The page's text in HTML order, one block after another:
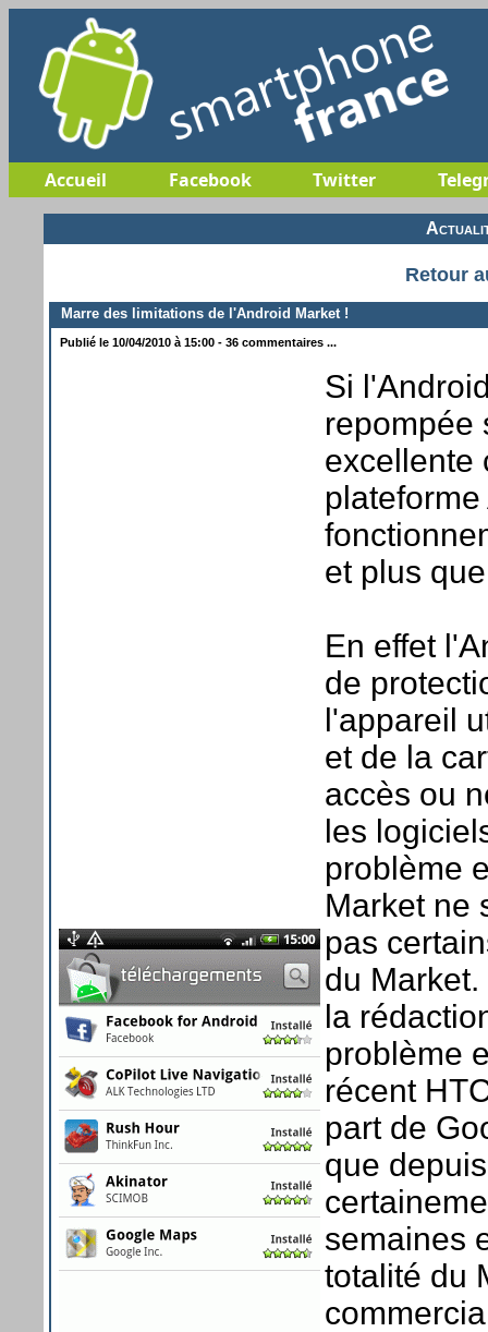
Accueil Facebook Twitter
Retour
Marre des limitations de l'Android Market !
Publié le 10/04/2010 à 15:00 - 36 commentaires ...
Si
repompée
excellente
et plus
En effet
de
l'appareil
et de la
accès ou
les
problème
Market ne
pas
du
la
problème
récent
part de
que
semaines
totalité du